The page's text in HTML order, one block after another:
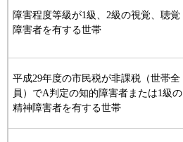
障害程度等級が1級、2級の視覚、聴覚
障害者を有する世帯
平成29年度の市民税が非課税（世帯全
員）でA判定の知的障害者または1級の
精神障害者を有する世帯